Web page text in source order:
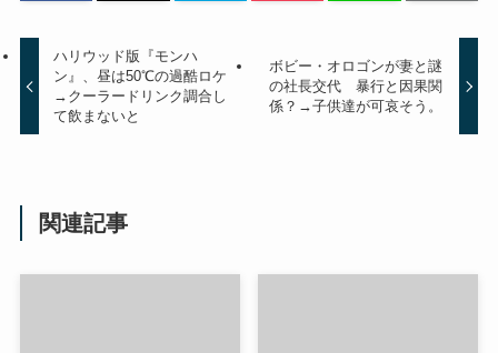
ハリウッド版『モンハ
ン』、昼は50℃の過酷ロケ
→クーラードリンク調合し
て飲まないと
ボビー・オロゴンが妻と謎
の社長交代 暴行と因果関
係？→子供達が可哀そう。
関連記事